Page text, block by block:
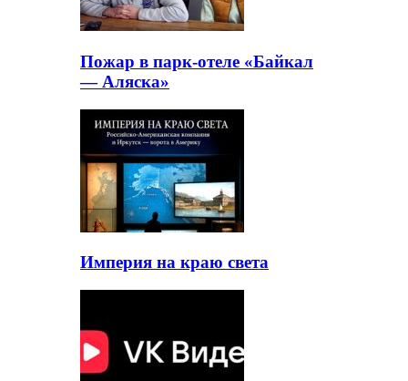
Пожар в парк-отеле «Байкал
— Аляска»
Империя на краю света